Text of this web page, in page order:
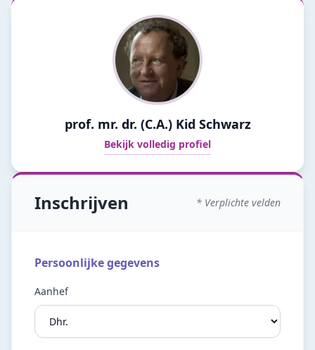
prof. mr. dr. (C.A.) Kid Schwarz
Bekijk volledig profiel
Inschrijven * Verplichte velden
Persoonlijke gegevens
Aanhef